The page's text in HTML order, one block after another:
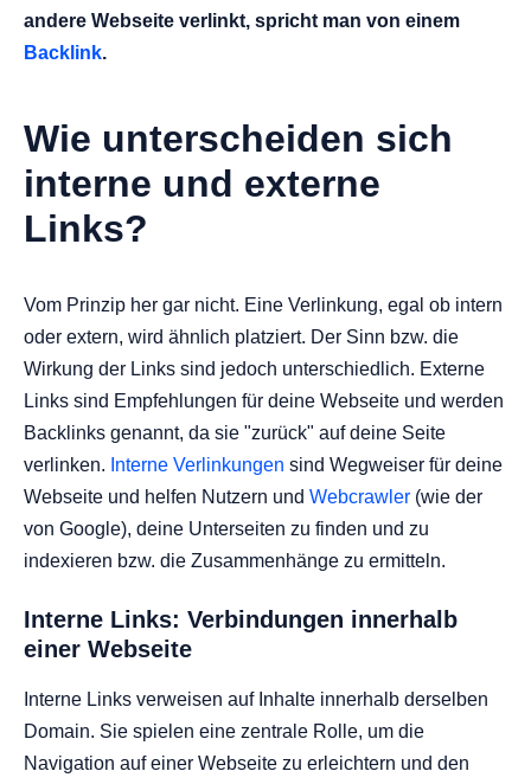
andere Webseite verlinkt, spricht man von einem
Backlink.
Wie unterscheiden sich
interne und externe
Links?
Vom Prinzip her gar nicht. Eine Verlinkung, egal ob intern
oder extern, wird ähnlich platziert. Der Sinn bzw. die
Wirkung der Links sind jedoch unterschiedlich. Externe
Links sind Empfehlungen für deine Webseite und werden
Backlinks genannt, da sie "zurück" auf deine Seite
verlinken. Interne Verlinkungen sind Wegweiser für deine
Webseite und helfen Nutzern und Webcrawler (wie der
von Google), deine Unterseiten zu finden und zu
indexieren bzw. die Zusammenhänge zu ermitteln.
Interne Links: Verbindungen innerhalb
einer Webseite
Interne Links verweisen auf Inhalte innerhalb derselben
Domain. Sie spielen eine zentrale Rolle, um die
Navigation auf einer Webseite zu erleichtern und den